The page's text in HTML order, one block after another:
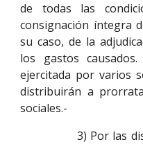
de todas las
consignación íntegra
su caso, de la
los gastos
ejercitada por varios
distribuirán a
sociales.-
3) Por las